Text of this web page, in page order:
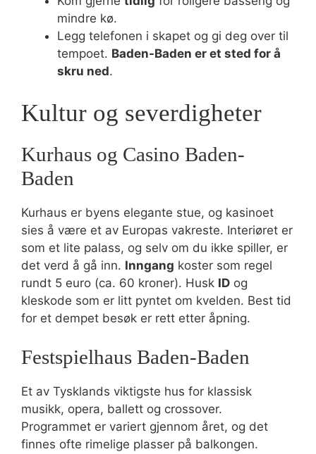
mindre kø.
Legg telefonen i skapet og gi deg over til
tempoet. Baden-Baden er et sted for å
skru ned.
Kultur og severdigheter
Kurhaus og Casino Baden-
Baden
Kurhaus er byens elegante stue, og kasinoet
sies å være et av Europas vakreste. Interiøret er
som et lite palass, og selv om du ikke spiller, er
det verd å gå inn. Inngang koster som regel
rundt 5 euro (ca. 60 kroner). Husk ID og
kleskode som er litt pyntet om kvelden. Best tid
for et dempet besøk er rett etter åpning.
Festspielhaus Baden-Baden
Et av Tysklands viktigste hus for klassisk
musikk, opera, ballett og crossover.
Programmet er variert gjennom året, og det
finnes ofte rimelige plasser på balkongen.